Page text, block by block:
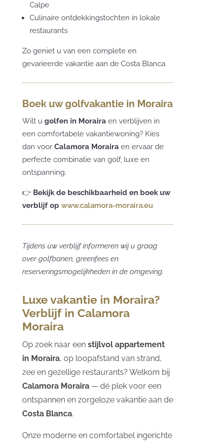
Calpe
Culinaire ontdekkingstochten in lokale
restaurants
Zo geniet u van een complete en
gevarieerde vakantie aan de Costa Blanca.
Boek uw golfvakantie in Moraira
Wilt u golfen in Morairaen verblijven in
een comfortabele vakantiewoning? Kies
dan voor Calamora Morairaen ervaar de
perfecte combinatie van golf, luxe en
ontspanning.
👉 Bekijk de beschikbaarheid en boek uw
verblijf op www.calamora-moraira.eu
Tijdens uw verblijf informeren wij u graag
over golfbanen, greenfees en
reserveringsmogelijkheden in de omgeving.
Luxe vakantie in Moraira?
Verblijf in Calamora
Moraira
Op zoek naar een stijlvol appartement
in Moraira, op loopafstand van strand,
zee en gezellige restaurants? Welkom bij
Calamora Moraira— dé plek voor een
ontspannen en zorgeloze vakantie aan de
Costa Blanca.
Onze moderne en comfortabel ingerichte